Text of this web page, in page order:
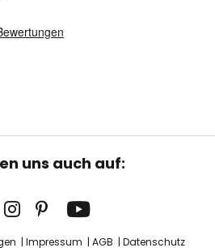
uns auch auf:
Impressum AGB
Datenschutz